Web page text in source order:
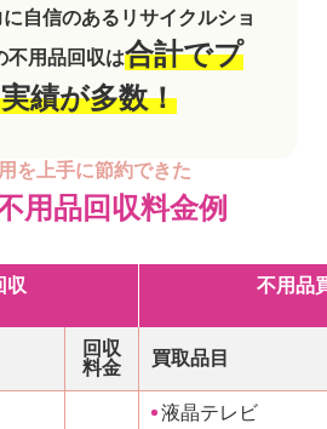
自信のあるリサイクルショ
不用品回収は合計でプ
績が多数！
を上手に節約できた
用品回収料金例
収 不用品
回収
料金
買取品目
液晶テレビ